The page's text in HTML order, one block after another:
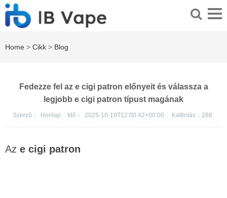
Home > Cikk > Blog
Fedezze fel az e cigi patron előnyeit és válassza a
legjobb e cigi patron típust magának
Szerző： Honlap Idő： 2025-10-19T12:00:42+00:00 Kattintás： 288
Az e cigi patron